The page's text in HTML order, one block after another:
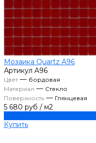
Мозаика Quartz A96
Артикул A96
Цвет— бордовая
Материал — Стекло
Поверхность — Глянцевая
5 680 руб / м2
Купить